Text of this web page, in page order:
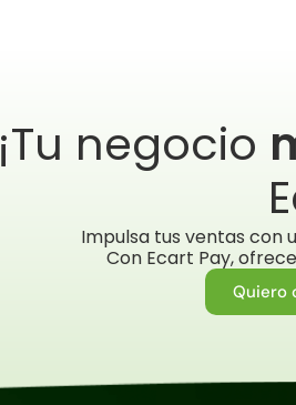
¡Tu negocio
Impulsa tus ventas con
Con Ecart Pay,
Quiero